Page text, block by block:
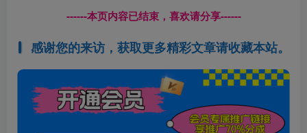
------本页内容已结束，喜欢请分享------
感谢您的来访，获取更多精彩文章请收藏本站。